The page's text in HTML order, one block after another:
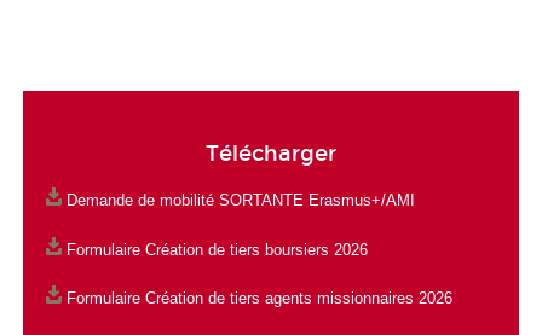
Télécharger
Demande de mobilité SORTANTE Erasmus+/AMI
Formulaire Création de tiers boursiers 2026
Formulaire Création de tiers agents missionnaires 2026